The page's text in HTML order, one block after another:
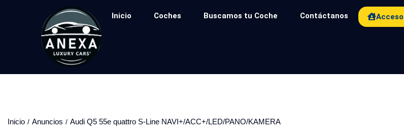
Inicio Coches Buscamos tu Coche Contáctanos Acceso
Inicio Anuncios Audi Q5 55e quattro S-Line NAVI+/ACC+/LED/PANO/KAMERA